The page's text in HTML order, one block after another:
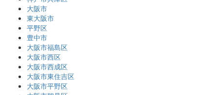
大阪市
東大阪市
平野区
豊中市
大阪市福島区
大阪市西区
大阪市西成区
大阪市東住吉区
大阪市平野区